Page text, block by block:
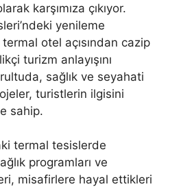
karşımıza çıkıyor.
yenileme
otel açısından cazip
turizm anlayışını
sağlık ve seyahati
turistlerin ilgisini
sahip.
termal tesislerde
programları ve
misafirlere hayal ettikleri